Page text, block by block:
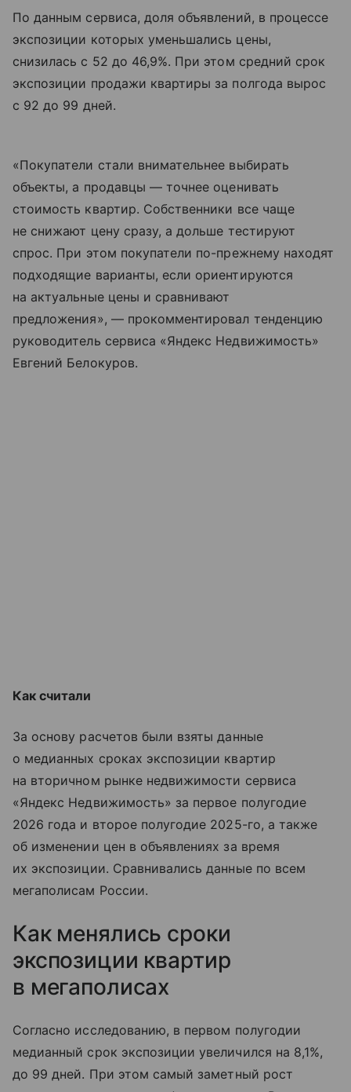
По данным сервиса, доля объявлений, в процессе
экспозиции которых уменьшались цены,
снизилась с 52 до 46,9%. При этом средний срок
экспозиции продажи квартиры за полгода вырос
с 92 до 99 дней.
«Покупатели стали внимательнее выбирать
объекты, а продавцы — точнее оценивать
стоимость квартир. Собственники все чаще
не снижают цену сразу, а дольше тестируют
спрос. При этом покупатели по-прежнему находят
подходящие варианты, если ориентируются
на актуальные цены и сравнивают
предложения», — прокомментировал тенденцию
руководитель сервиса «Яндекс Недвижимость»
Евгений Белокуров.
Как считали
За основу расчетов были взяты данные
о медианных сроках экспозиции квартир
на вторичном рынке недвижимости сервиса
«Яндекс Недвижимость» за первое полугодие
2026 года и второе полугодие 2025-го, а также
об изменении цен в объявлениях за время
их экспозиции. Сравнивались данные по всем
мегаполисам России.
Как менялись сроки
экспозиции квартир
в мегаполисах
Согласно исследованию, в первом полугодии
медианный срок экспозиции увеличился на 8,1%,
до 99 дней. При этом самый заметный рост